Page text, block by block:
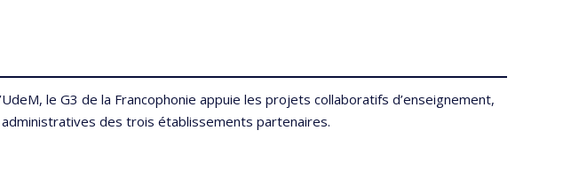
le G3 de la Francophonie appuie les projets collaboratifs d’enseignement,
des trois établissements partenaires.